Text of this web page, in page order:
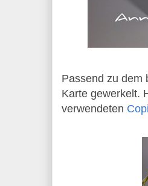
Passend zu dem
Karte gewerkelt.
verwendeten